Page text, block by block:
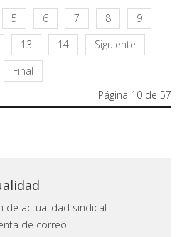
5 6 7 8
9
13 14
Siguiente
Final
Página 10 de 57
de actualidad sindical
de correo